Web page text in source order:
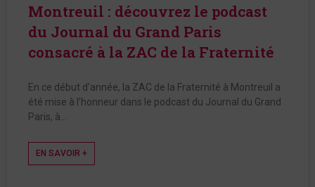
Montreuil : découvrez le podcast
du Journal du Grand Paris
consacré à la ZAC de la Fraternité
En ce début d’année, la ZAC de la Fraternité à Montreuil a
été mise à l’honneur dans le podcast du Journal du Grand
Paris, à…
EN SAVOIR +